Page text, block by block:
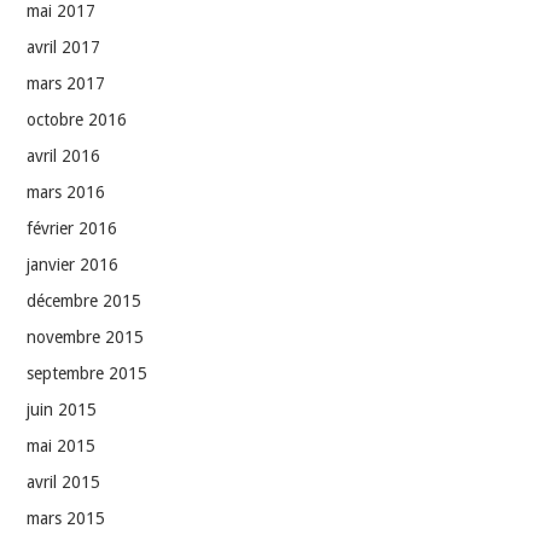
mai 2017
avril 2017
mars 2017
octobre 2016
avril 2016
mars 2016
février 2016
janvier 2016
décembre 2015
novembre 2015
septembre 2015
juin 2015
mai 2015
avril 2015
mars 2015